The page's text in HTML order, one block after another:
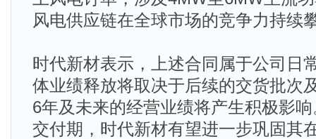
风电供应链在全球市场的竞争力持续
时代新材表示，上述合同属于公司日
体业绩释放将取决于后续的交货批次
6年及未来的经营业绩将产生积极影
交付期，时代新材有望进一步巩固其